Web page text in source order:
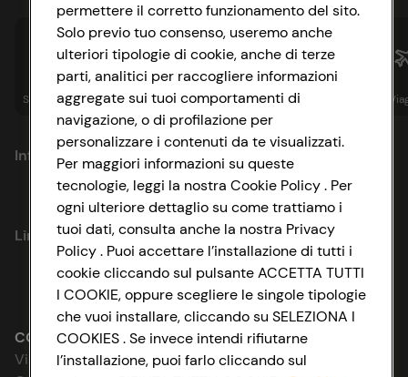
Spesa online Assicurazioni Sapori& Istituzionale
Informazioni
Privacy Policy
Cookie Policy
Impostazioni Cookie
Accessibilità
Link utili
Lavora con noi
Le cooperative
CONAD SOCIETÀ COOPERATIVA
Via Michelino, 59 | 40127 BOLOGNA
permettere il corretto funzionamento del sito.
Solo previo tuo consenso, useremo anche
ulteriori tipologie di cookie, anche di terze
parti, analitici per raccogliere informazioni
aggregate sui tuoi comportamenti di
navigazione, o di profilazione per
personalizzare i contenuti da te visualizzati.
Per maggiori informazioni su queste
tecnologie, leggi la nostra Cookie Policy . Per
ogni ulteriore dettaglio su come trattiamo i
tuoi dati, consulta anche la nostra Privacy
Policy . Puoi accettare l’installazione di tutti i
cookie cliccando sul pulsante ACCETTA TUTTI
I COOKIE, oppure scegliere le singole tipologie
che vuoi installare, cliccando su SELEZIONA I
COOKIES . Se invece intendi rifiutarne
l’installazione, puoi farlo cliccando sul